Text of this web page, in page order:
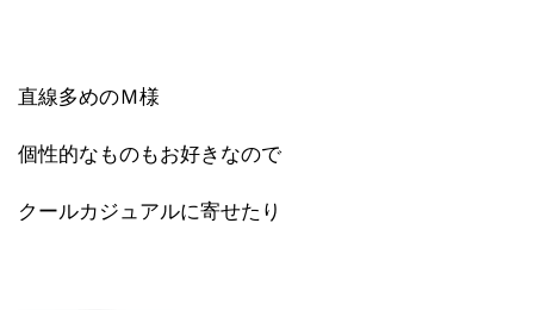
直線多めのＭ様
個性的なものもお好きなので
クールカジュアルに寄せたり